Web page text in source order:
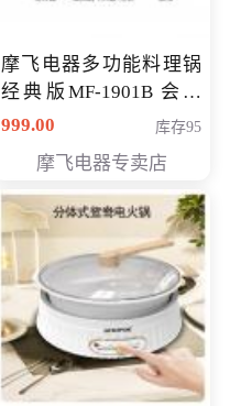
摩飞电器多功能料理锅
经典版MF-1901B 会员
专享价399元
999.00 库存95
摩飞电器专卖店